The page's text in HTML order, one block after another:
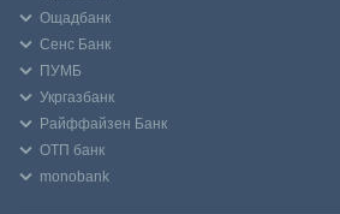
Ощадбанк
Сенс Банк
ПУМБ
Укргазбанк
Райффайзен Банк
ОТП банк
monobank